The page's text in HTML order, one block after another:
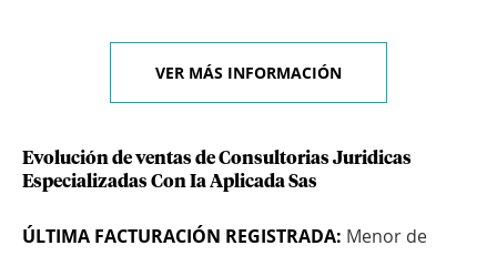
VER MÁS INFORMACIÓN
Evolución de ventas de Consultorias Juridicas
Especializadas Con Ia Aplicada Sas
ÚLTIMA FACTURACIÓN REGISTRADA: Menor de